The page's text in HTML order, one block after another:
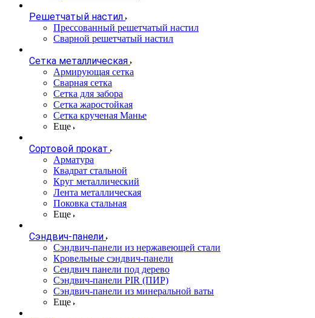
Решетчатый настил
Прессованный решетчатый настил
Сварной решетчатый настил
Сетка металлическая
Армирующая сетка
Сварная сетка
Сетка для забора
Сетка жаростойкая
Сетка крученая Манье
Еще
Сортовой прокат
Арматура
Квадрат стальной
Круг металлический
Лента металлическая
Поковка стальная
Еще
Сэндвич-панели
Cэндвич-панели из нержавеющей стали
Кровельные сэндвич-панели
Сендвич панели под дерево
Сэндвич-панели PIR (ПИР)
Сэндвич-панели из минеральной ваты
Еще